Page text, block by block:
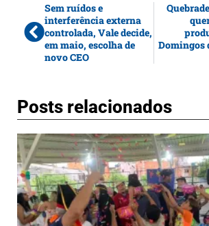
Sem ruídos e
interferência externa
controlada, Vale decide,
em maio, escolha de
novo CEO
Domingos
Posts relacionados